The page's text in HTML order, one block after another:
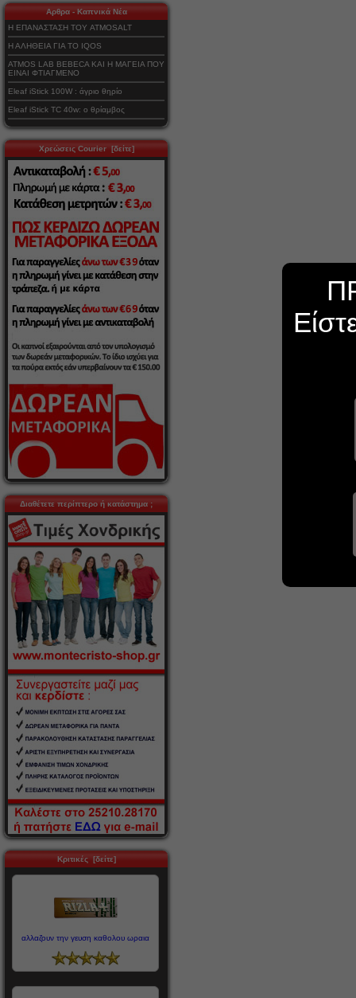
Αρθρα - Καπνικά Νέα
Η ΕΠΑΝΑΣΤΑΣΗ ΤΟΥ ATMOSALT
Η ΑΛΗΘΕΙΑ ΓΙΑ ΤΟ IQOS
ATMOS LAB BEBECA ΚΑΙ Η ΜΑΓΕΙΑ ΠΟΥ
ΕΙΝΑΙ ΦΤΙΑΓΜΕΝΟ
Eleaf iStick 100W : άγριο θηρίο
Eleaf iStick TC 40w: ο θρίαμβος
Χρεώσεις Courier [δείτε]
Διαθέτετε περίπτερο ή κατάστημα ;
Κριτικές [δείτε]
αλλαζουν την γευση καθολου ωραια